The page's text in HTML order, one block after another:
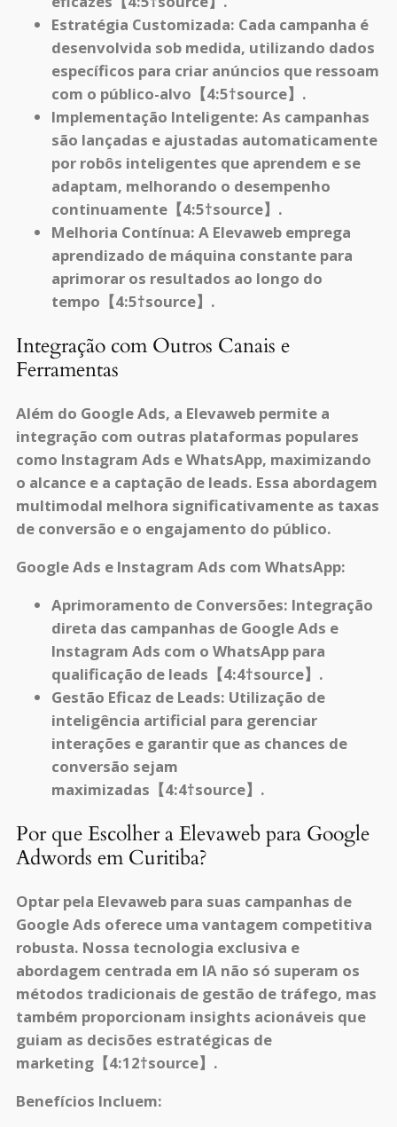
Estratégia Customizada: Cada campanha é
desenvolvida sob medida, utilizando dados
específicos para criar anúncios que ressoam
com o público-alvo【4:5†source】.
Implementação Inteligente: As campanhas
são lançadas e ajustadas automaticamente
por robôs inteligentes que aprendem e se
adaptam, melhorando o desempenho
continuamente【4:5†source】.
Melhoria Contínua: A Elevaweb emprega
aprendizado de máquina constante para
aprimorar os resultados ao longo do
tempo【4:5†source】.
Integração com Outros Canais e
Ferramentas
Além do Google Ads, a Elevaweb permite a
integração com outras plataformas populares
como Instagram Ads e WhatsApp, maximizando
o alcance e a captação de leads. Essa abordagem
multimodal melhora significativamente as taxas
de conversão e o engajamento do público.
Google Ads e Instagram Ads com WhatsApp:
Aprimoramento de Conversões: Integração
direta das campanhas de Google Ads e
Instagram Ads com o WhatsApp para
qualificação de leads【4:4†source】.
Gestão Eficaz de Leads: Utilização de
inteligência artificial para gerenciar
interações e garantir que as chances de
conversão sejam
maximizadas【4:4†source】.
Por que Escolher a Elevaweb para Google
Adwords em Curitiba?
Optar pela Elevaweb para suas campanhas de
Google Ads oferece uma vantagem competitiva
robusta. Nossa tecnologia exclusiva e
abordagem centrada em IA não só superam os
métodos tradicionais de gestão de tráfego, mas
também proporcionam insights acionáveis que
guiam as decisões estratégicas de
marketing【4:12†source】.
Benefícios Incluem: